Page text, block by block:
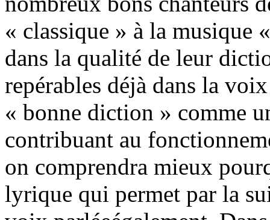
« classique » à la musique
dans la qualité de leur
repérables déjà dans la
« bonne diction » comme
contribuant au
on comprendra mieux
lyrique qui permet par la